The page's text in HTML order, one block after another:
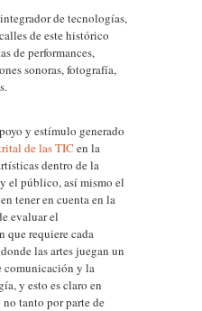
de tecnologías,
de este histórico
de performances,
sonoras, fotografía,
y estímulo generado
de las TIC en la
dentro de la
el público, así mismo el
tener en cuenta en la
evaluar el
que requiere cada
las artes juegan un
comunicación y la
y esto es claro en
tanto por parte de